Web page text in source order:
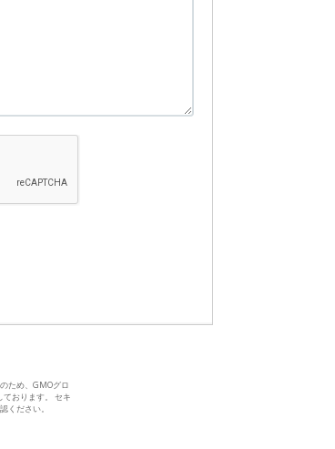
ため、GMOグロ
ております。 セキ
ください。